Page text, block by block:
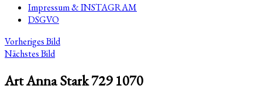
Impressum & INSTAGRAM
DSGVO
Vorheriges Bild
Nächstes Bild
Art Anna Stark 729 1070